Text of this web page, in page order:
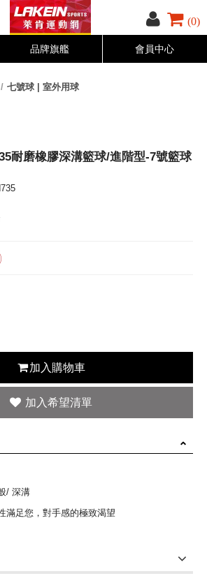
(0)
品牌旗艦 會員中心
七號球 | 室外用球
耐磨橡膠深溝籃球/進階型-7號籃球
加入購物車
/ 深溝
滿足您，對手感的極致渴望